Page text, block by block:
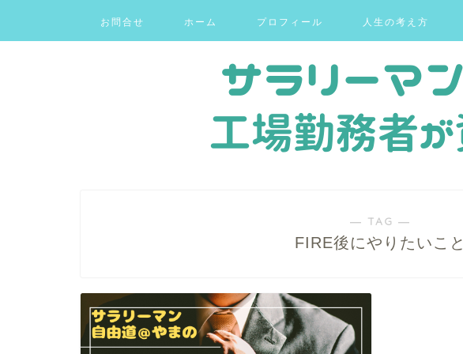
お問合せ ホーム プロフィール 人生の考え方
― TAG ―
FIRE後にやりたいこと